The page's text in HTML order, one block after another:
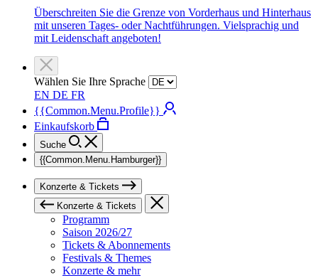
Überschreiten Sie die Grenze von Vorderhaus und Hinterhaus
mit unseren Tages- oder Nachtführungen. Vielsprachig und
mit Leidenschaft angeboten!
Wählen Sie Ihre Sprache
EN DE FR
{{Common.Menu.Profile}}
Einkaufskorb
Suche
{{Common.Menu.Hamburger}}
Konzerte & Tickets
Konzerte & Tickets
Programm
Saison 2026/27
Tickets & Abonnements
Festivals & Themes
Konzerte & mehr